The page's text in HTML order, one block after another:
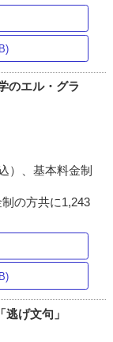
のエル・グラ
）、基本料金制
の方共に1,243
げ文句」